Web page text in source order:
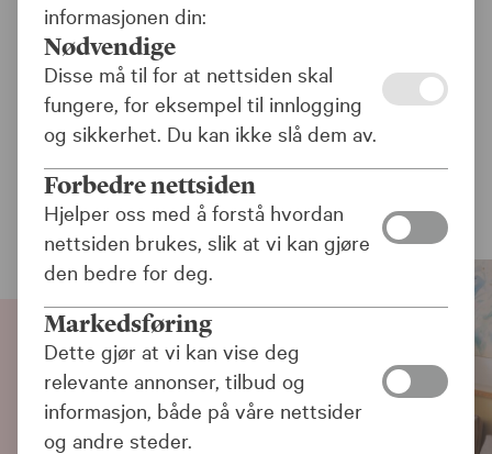
Betale lån eller spare?
Det kjedelige svaret er både ja og nei. Betaler
du ned på lånet samtidig som du sparer jevnlig,
vil du se at lånet krymper og sparekontoen
vokser.
informasjonen din:
Nødvendige
Disse må til for at nettsiden skal
fungere, for eksempel til innlogging
og sikkerhet. Du kan ikke slå dem av.
Forbedre nettsiden
Hjelper oss med å forstå hvordan
nettsiden brukes, slik at vi kan gjøre
den bedre for deg.
Markedsføring
Dette gjør at vi kan vise deg
relevante annonser, tilbud og
informasjon, både på våre nettsider
og andre steder.